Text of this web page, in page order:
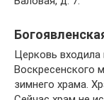
Церковь входила
Воскресенского
зимнего храма.